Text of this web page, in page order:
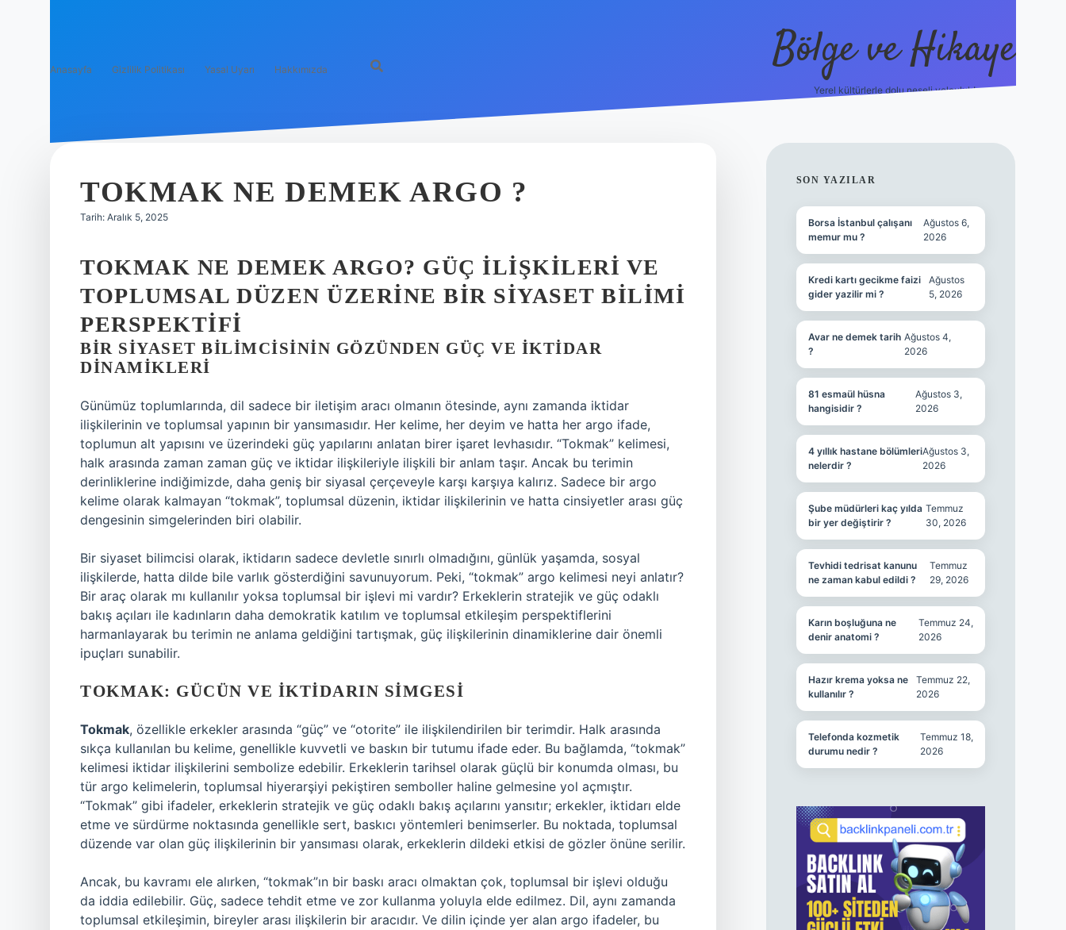
Anasayfa Gizlilik Politikası Yasal Uyarı Hakkımızda Bölge ve Hikaye
Yerel kültürlerle dolu neşeli yolculuk!
TOKMAK NE DEMEK ARGO ?
Tarih: Aralık 5, 2025
TOKMAK NE DEMEK ARGO? GÜÇ İLIŞKILERI VE
TOPLUMSAL DÜZEN ÜZERINE BIR SIYASET BILIMI
PERSPEKTIFI
BIR SIYASET BILIMCISININ GÖZÜNDEN GÜÇ VE İKTIDAR
DINAMIKLERI
Günümüz toplumlarında, dil sadece bir iletişim aracı olmanın ötesinde, aynı zamanda iktidar
ilişkilerinin ve toplumsal yapının bir yansımasıdır. Her kelime, her deyim ve hatta her argo ifade,
toplumun alt yapısını ve üzerindeki güç yapılarını anlatan birer işaret levhasıdır. “Tokmak” kelimesi,
halk arasında zaman zaman güç ve iktidar ilişkileriyle ilişkili bir anlam taşır. Ancak bu terimin
derinliklerine indiğimizde, daha geniş bir siyasal çerçeveyle karşı karşıya kalırız. Sadece bir argo
kelime olarak kalmayan “tokmak”, toplumsal düzenin, iktidar ilişkilerinin ve hatta cinsiyetler arası güç
dengesinin simgelerinden biri olabilir.
Bir siyaset bilimcisi olarak, iktidarın sadece devletle sınırlı olmadığını, günlük yaşamda, sosyal
ilişkilerde, hatta dilde bile varlık gösterdiğini savunuyorum. Peki, “tokmak” argo kelimesi neyi anlatır?
Bir araç olarak mı kullanılır yoksa toplumsal bir işlevi mi vardır? Erkeklerin stratejik ve güç odaklı
bakış açıları ile kadınların daha demokratik katılım ve toplumsal etkileşim perspektiflerini
harmanlayarak bu terimin ne anlama geldiğini tartışmak, güç ilişkilerinin dinamiklerine dair önemli
ipuçları sunabilir.
TOKMAK: GÜCÜN VE İKTIDARIN SIMGESI
Tokmak, özellikle erkekler arasında “güç” ve “otorite” ile ilişkilendirilen bir terimdir. Halk arasında
sıkça kullanılan bu kelime, genellikle kuvvetli ve baskın bir tutumu ifade eder. Bu bağlamda, “tokmak”
kelimesi iktidar ilişkilerini sembolize edebilir. Erkeklerin tarihsel olarak güçlü bir konumda olması, bu
tür argo kelimelerin, toplumsal hiyerarşiyi pekiştiren semboller haline gelmesine yol açmıştır.
“Tokmak” gibi ifadeler, erkeklerin stratejik ve güç odaklı bakış açılarını yansıtır; erkekler, iktidarı elde
etme ve sürdürme noktasında genellikle sert, baskıcı yöntemleri benimserler. Bu noktada, toplumsal
düzende var olan güç ilişkilerinin bir yansıması olarak, erkeklerin dildeki etkisi de gözler önüne serilir.
Ancak, bu kavramı ele alırken, “tokmak”ın bir baskı aracı olmaktan çok, toplumsal bir işlevi olduğu
da iddia edilebilir. Güç, sadece tehdit etme ve zor kullanma yoluyla elde edilmez. Dil, aynı zamanda
toplumsal etkileşimin, bireyler arası ilişkilerin bir aracıdır. Ve dilin içinde yer alan argo ifadeler, bu
SIDEBAR
SON YAZILAR
Borsa İstanbul çalışanı
memur mu ?
Ağustos 6,
2026
Kredi kartı gecikme faizi
gider yazilir mi ?
Ağustos
5, 2026
Avar ne demek tarih
?
Ağustos 4,
2026
81 esmaül hüsna
hangisidir ?
Ağustos 3,
2026
4 yıllık hastane bölümleri
nelerdir ?
Ağustos 3,
2026
Şube müdürleri kaç yılda
bir yer değiştirir ?
Temmuz
30, 2026
Tevhidi tedrisat kanunu
ne zaman kabul edildi ?
Temmuz
29, 2026
Karın boşluğuna ne
denir anatomi ?
Temmuz 24,
2026
Hazır krema yoksa ne
kullanılır ?
Temmuz 22,
2026
Telefonda kozmetik
durumu nedir ?
Temmuz 18,
2026
grand opera